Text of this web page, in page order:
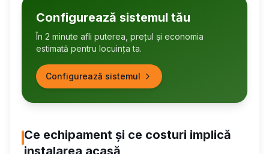
Configurează sistemul tău
În 2 minute afli puterea, prețul și economia
estimată pentru locuința ta.
Configurează sistemul
Ce echipament și ce costuri implică
instalarea acasă